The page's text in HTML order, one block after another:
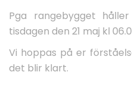
Pga rangebygget
tisdagen den 21 maj kl
Vi hoppas på er
det blir klart.